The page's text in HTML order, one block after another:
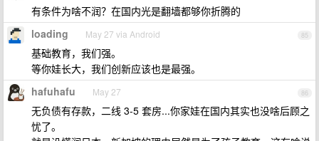
有条件为啥不润？在国内光是翻墙都够你折腾的
85
loading May 27 via Android
基础教育，我们强。
等你娃长大，我们创新应该也是最强。
86
hafuhafu May 27
无负债有存款，二线 3-5 套房...你家娃在国内其实也没啥后顾之
忧了。